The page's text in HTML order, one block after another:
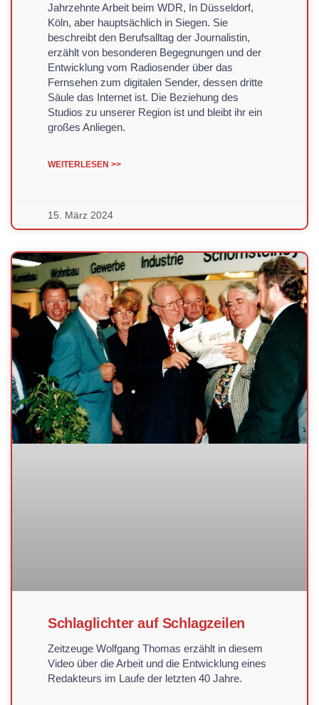
Jahrzehnte Arbeit beim WDR, In Düsseldorf,
Köln, aber hauptsächlich in Siegen. Sie
beschreibt den Berufsalltag der Journalistin,
erzählt von besonderen Begegnungen und der
Entwicklung vom Radiosender über das
Fernsehen zum digitalen Sender, dessen dritte
Säule das Internet ist. Die Beziehung des
Studios zu unserer Region ist und bleibt ihr ein
großes Anliegen.
WEITERLESEN >>
15. März 2024
Schlaglichter auf Schlagzeilen
Zeitzeuge Wolfgang Thomas erzählt in diesem
Video über die Arbeit und die Entwicklung eines
Redakteurs im Laufe der letzten 40 Jahre.